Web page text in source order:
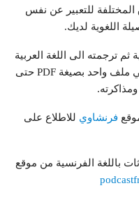
للتعبير عن نفس
اللغوية لديك.
ثم ترجمته الى اللغة العربية
ثم أهم الكلمات والتعبيرات مترجمة في ملف واحد بصيغة PDF حتى
فرنشاوي للاطلاع على
باللغة الفرنسية من موقع